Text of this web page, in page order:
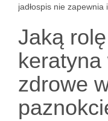
jadłospis nie zapewnia
Jaką
keratyna
zdrowe